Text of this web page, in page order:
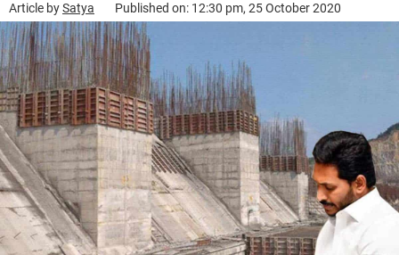
Article bySatya Published on: 12:30 pm, 25 October 2020